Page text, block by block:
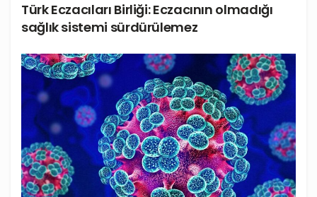
Türk Eczacıları Birliği: Eczacının olmadığı
sağlık sistemi sürdürülemez